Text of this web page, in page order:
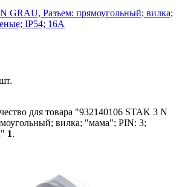
GRAU, Разъем: прямоугольный; вилка;
IP54; 16А
для товара "932140106 STAK 3 N
вилка; "мама"; PIN: 3;
1.